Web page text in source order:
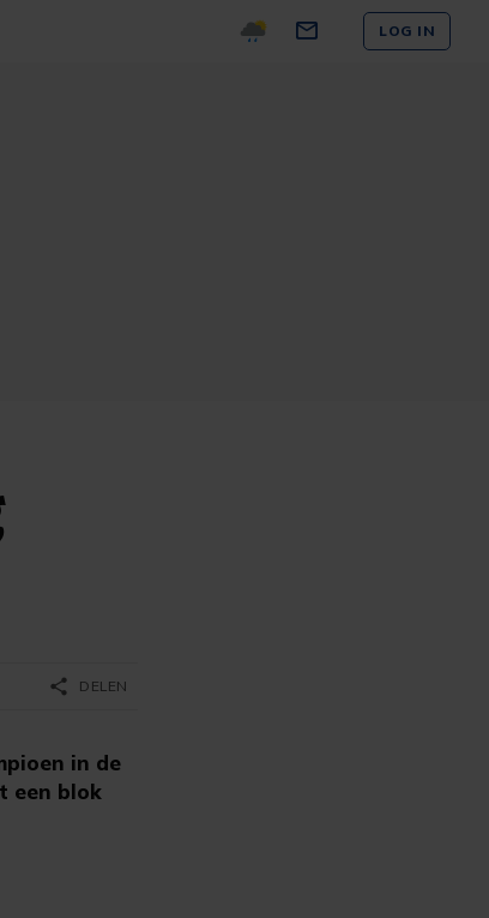
LOG IN
in de
een blok
share DELEN